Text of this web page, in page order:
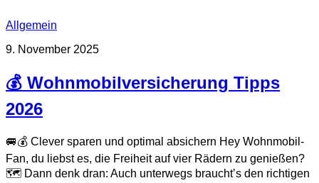
Allgemein
9. November 2025
💰 Wohnmobilversicherung Tipps
2026
🚐💰 Clever sparen und optimal absichern Hey Wohnmobil-
Fan, du liebst es, die Freiheit auf vier Rädern zu genießen?
🗺️ Dann denk dran: Auch unterwegs braucht’s den richtigen